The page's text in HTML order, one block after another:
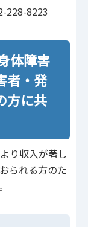
8223
体障害
者・発
方に共
り収入が著し
られる方のた